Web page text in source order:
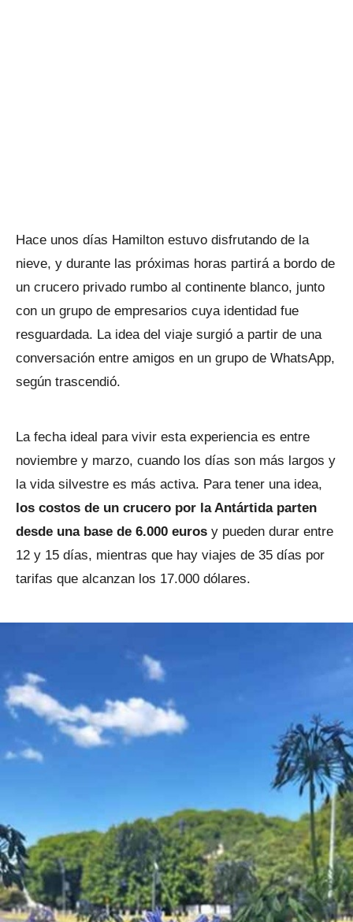
Hace unos días Hamilton estuvo disfrutando de la
nieve, y durante las próximas horas partirá a bordo de
un crucero privado rumbo al continente blanco, junto
con un grupo de empresarios cuya identidad fue
resguardada. La idea del viaje surgió a partir de una
conversación entre amigos en un grupo de WhatsApp,
según trascendió.
La fecha ideal para vivir esta experiencia es entre
noviembre y marzo, cuando los días son más largos y
la vida silvestre es más activa. Para tener una idea,
los costos de un crucero por la Antártida parten
desde una base de 6.000 euros y pueden durar entre
12 y 15 días, mientras que hay viajes de 35 días por
tarifas que alcanzan los 17.000 dólares.